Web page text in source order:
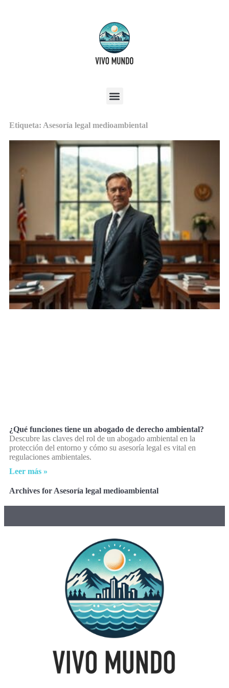
Etiqueta: Asesoría legal medioambiental
¿Qué funciones tiene un abogado de derecho ambiental?
Descubre las claves del rol de un abogado ambiental en la
protección del entorno y cómo su asesoría legal es vital en
regulaciones ambientales.
Leer más »
Archives for Asesoría legal medioambiental